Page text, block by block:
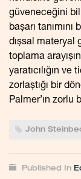
güveneceğini
başarı
dışsal materyal
toplama
yaratıcılığın
zorlaştığı bir
Palmer’ın zorlu
John
Published In